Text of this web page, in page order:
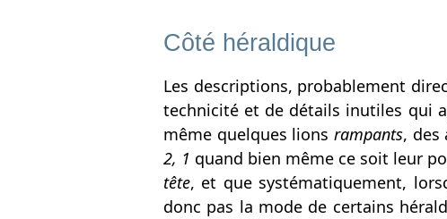
Côté héraldique
Les descriptions, probablement
technicité et de détails inutiles qui
même quelques lionsrampants,
2, 1 quand bien même ce soit leur
tête, et que systématiquement,
donc pas la mode de certains